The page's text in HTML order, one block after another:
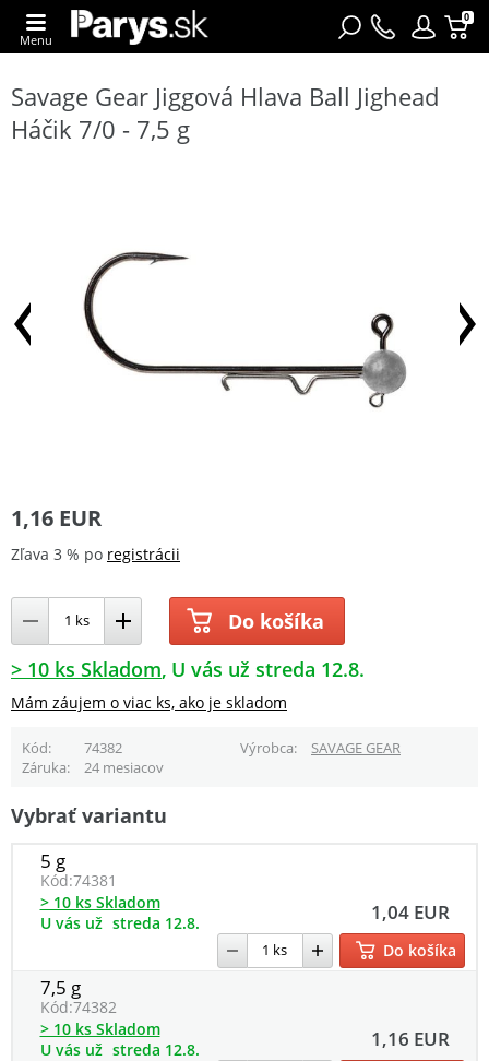
0
Menu
Savage Gear Jiggová Hlava Ball Jighead
Háčik 7/0 - 7,5 g
1,16 EUR
Zľava 3 % po registrácii
Do košíka
> 10 ks Skladom U vás už streda 12.8.
Mám záujem o viac ks, ako je skladom
Kód 74382 Výrobca
SAVAGE GEAR
Záruka
24 mesiacov
Vybrať variantu
5 g
Kód:74381
1,04 EUR
> 10 ks Skladom
U vás už streda 12.8.
Do košíka
7,5 g
Kód:74382
1,16 EUR
> 10 ks Skladom
U vás už streda 12.8.